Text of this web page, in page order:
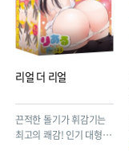
리얼 더 리얼
끈적한 돌기가 휘감기는
최고의 쾌감! 인기 대형홀